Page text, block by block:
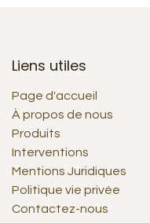
Liens utiles
Page d'accueil
À propos de nous
Produits
Interventions
Mentions Juridiques
Politique vie privée
Contactez-nous